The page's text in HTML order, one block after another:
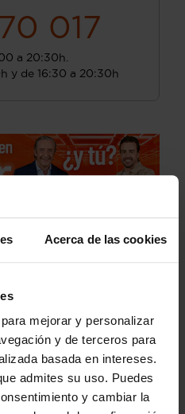
Acerca de las cookies
mejorar y personalizar
y de terceros para
basada en intereses.
admites su uso. Puedes
y cambiar la
017
a 20:30h.
y de 16:30 a 20:30h